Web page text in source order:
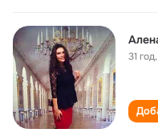
31 год,